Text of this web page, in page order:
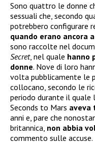
Sono quattro le donne
sessuali che, secondo
potrebbero configurare
quando erano ancora
sono raccolte nel
Secret, nel quale hanno
donne. Nove di loro
volta pubblicamente le
collocano, secondo le
periodo durante il
Seconds to Mars aveva
anni e, pare che
britannica, non abbia
commento sulle accuse.